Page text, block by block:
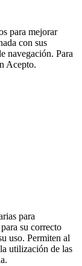
para mejorar
con sus
navegación. Para
Acepto.
para
su correcto
uso. Permiten al
utilización de las